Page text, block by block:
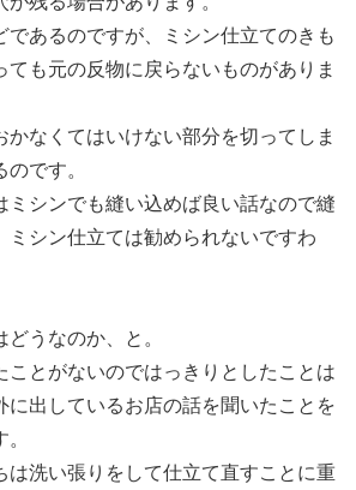
であるのですが、ミシン仕立てのきも
も元の反物に戻らないものがありま
なくてはいけない部分を切ってしま
です。
ミシンでも縫い込めば良い話なので縫
ミシン仕立ては勧められないですわ
うなのか、と。
ことがないのではっきりとしたことは
に出しているお店の話を聞いたことを
は洗い張りをして仕立て直すことに重